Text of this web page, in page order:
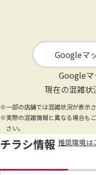
Googleマ
Googleマ
現在の混雑状
※一部の店舗では混雑状況が表示さ
※実際の混雑情報と異なる場合も
さい。
チラシ情報 推奨環境は